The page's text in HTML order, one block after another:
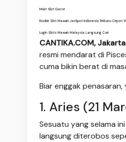
Main Slot Gacor
Bookie Slot Maxwin Jackpot Indonesia Terbaru Cepat
Login Slots Maxwin Malaysia Langsung Cair
CANTIKA.COM,
resmi mendarat di
cuma bikin berat di
Biar enggak
1. Aries (21
Sesuatu yang selama
langsung diterobos